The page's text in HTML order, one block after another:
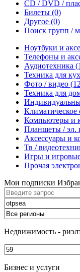
CD / DVD /
Билеты (0)
Другое (0)
Поиск групп /
Ноутбуки и
Телефоны и
Аудиотехника
Техника для
Фото / видео
Техника для
Климатическое
Компьютеры и
Планшеты / эл.
Аксессуары и
Тв /
Игры и
Прочая
Мои подписки
Недвижимость -
Бизнес и услуги